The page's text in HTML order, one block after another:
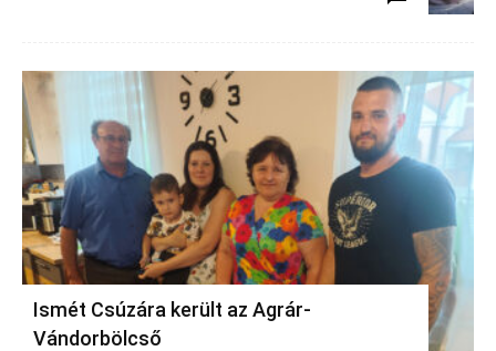
Ismét Csúzára került az Agrár-
Vándorbölcső